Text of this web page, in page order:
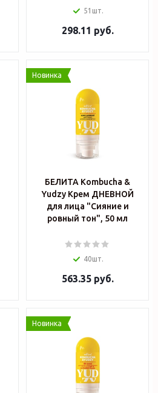
51шт.
298.11 руб.
Новинка
БЕЛИТА Kombucha &
Yudzy Крем ДНЕВНОЙ
для лица "Сияние и
ровный тон", 50 мл
40шт.
563.35руб.
Новинка